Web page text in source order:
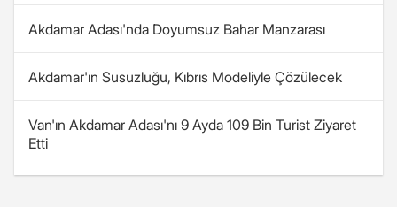
Akdamar Adası'nda Doyumsuz Bahar Manzarası
Akdamar'ın Susuzluğu, Kıbrıs Modeliyle Çözülecek
Van'ın Akdamar Adası'nı 9 Ayda 109 Bin Turist Ziyaret
Etti